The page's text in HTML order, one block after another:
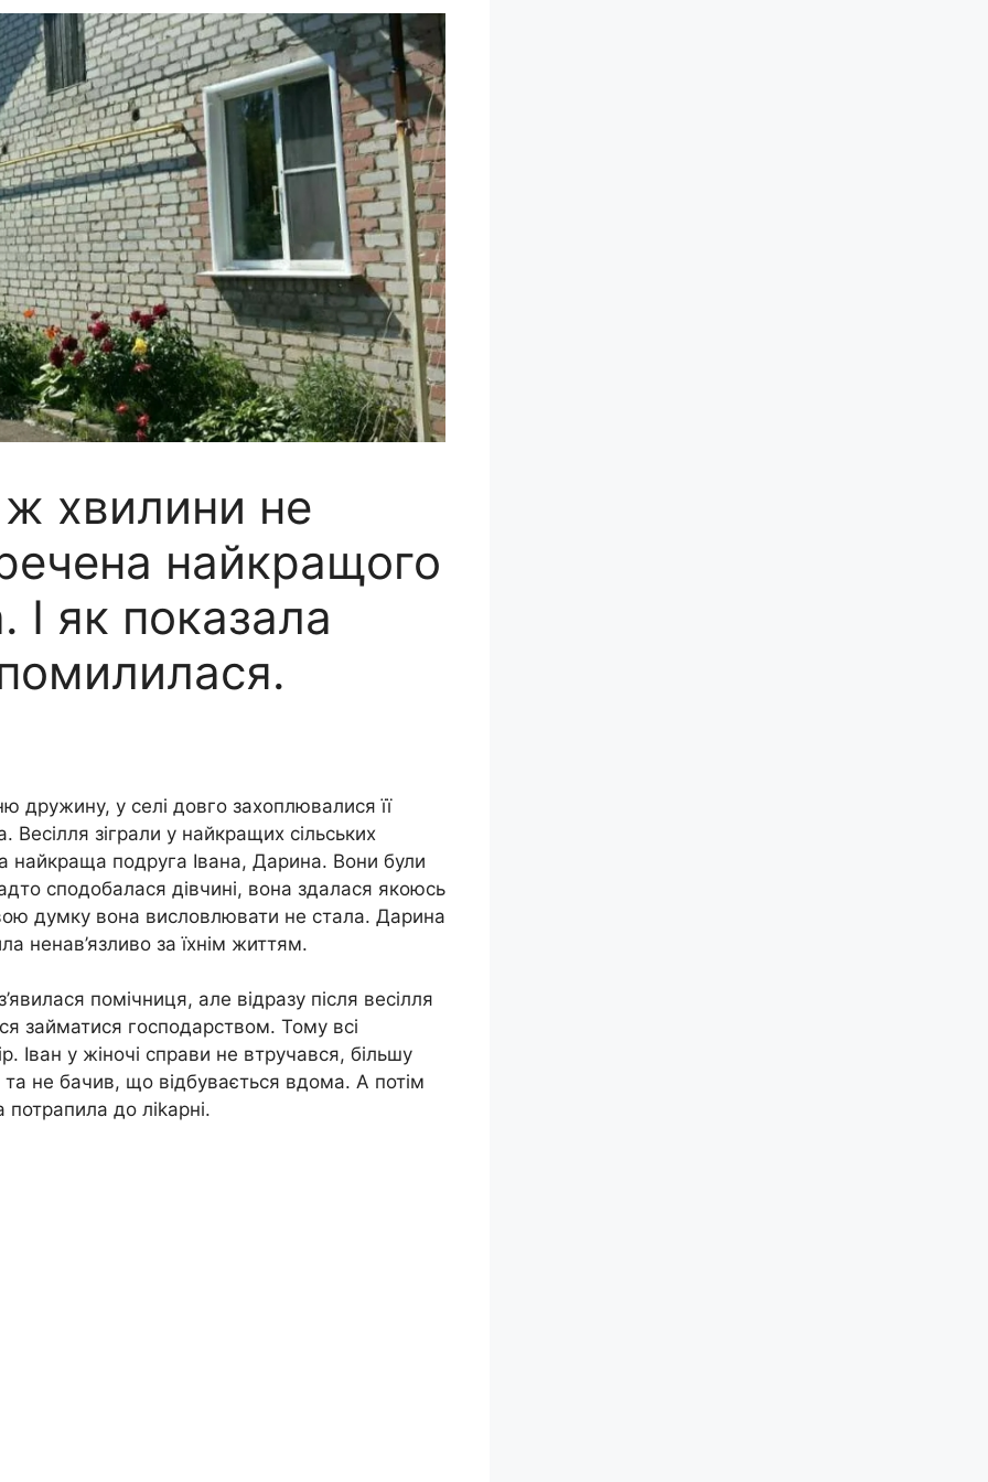
хвилини не
найкращого
І як показала
дружину, у селі довго захоплювалися її
Весілля зіграли у найкращих сільських
найкраща подруга Івана, Дарина. Вони були
сподобалася дівчині, вона здалася якоюсь
думку вона висловлювати не стала. Дарина
ненав’язливо за їхнім життям.
помічниця, але відразу після весілля
займатися господарством. Тому всі
Іван у жіночі справи не втручався, більшу
та не бачив, що відбувається вдома. А потім
потрапила до ліkарні.